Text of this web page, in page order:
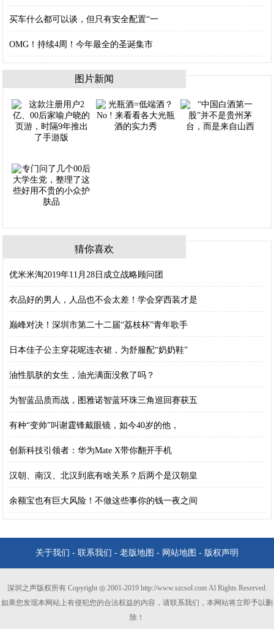
买车什么都可以谈，但只有安全配置“一
OMG！持续4周！今年最全的圣诞集市
图片新闻
猜你喜欢
优米米淘2019年11月28日成立战略顾问团
衣品好的男人，人品也不会太差！学会穿西装才是
巅峰对决！深圳市第二十二届“荔枝杯”青年歌手
日本佳子公主穿花呢连衣裙，为舒服配“奶奶鞋”
油性肌肤的女生，油光满面没救了吗？
为智蓝品质而战，图雅诺智蓝环珠三角巡回赛获五
有种“变帅”叫谢霆锋戴眼镜，如今40岁的他，
创新科技引领者：华为Mate X带你翻开手机
汉朝、南汉、北汉到底有啥关系？后两个是汉朝皇
余额宝也有巨大风险！不做这些事你的钱一夜之间
关于我们 - 联系我们 - 老版地图 - 网站地图 - 版权声明
深圳之声版权所有 Copyright ◎ 2001-2019 http://www.szcsol.com Al Rights Reserved.
如果您发现本网站上有侵犯您的合法权益的内容，请联系我们，本网站将立即予以删
除！